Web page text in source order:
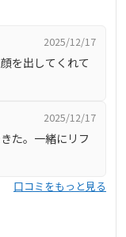
施工保証で知ら
装・葺き替え・
対応。スタッフ
者が在籍し、迅
アフターケアも
くれて信頼でき
五霞町を含む近
られる工務店とし
2025/12/17
を出してくれて
2025/12/17
た。一緒にリフ
口コミをもっと見る